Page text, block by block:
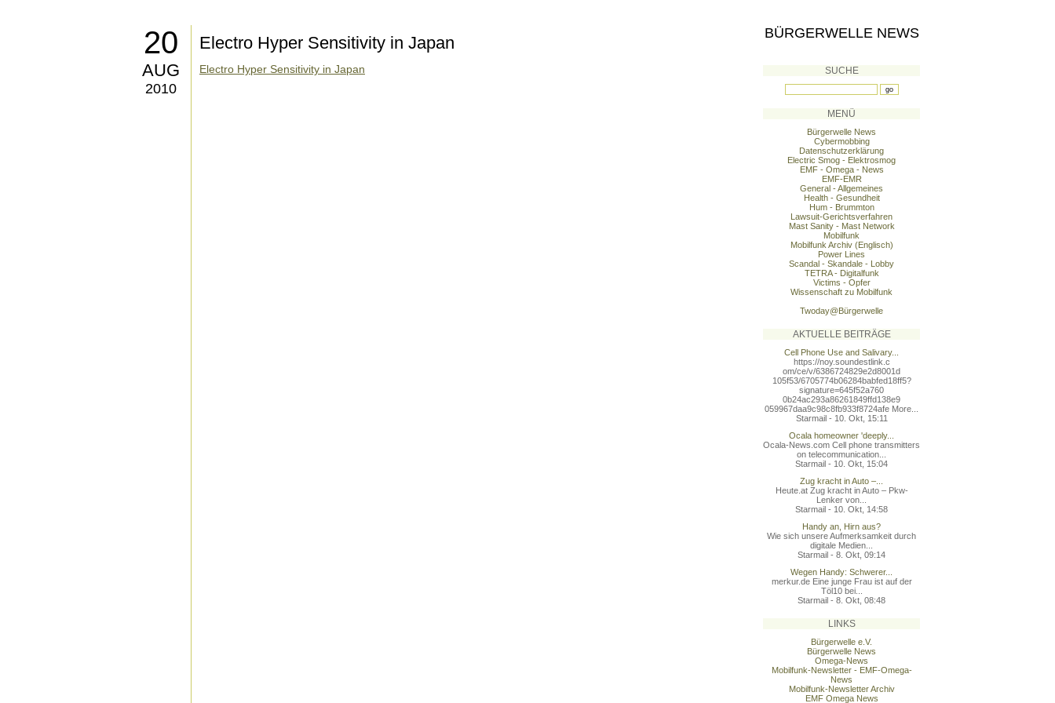
20
AUG
2010
Electro Hyper Sensitivity in Japan
Electro Hyper Sensitivity in Japan
BÜRGERWELLE NEWS
SUCHE
MENÜ
Bürgerwelle News
Cybermobbing
Datenschutzerklärung
Electric Smog - Elektrosmog
EMF - Omega - News
EMF-EMR
General - Allgemeines
Health - Gesundheit
Hum - Brummton
Lawsuit-Gerichtsverfahren
Mast Sanity - Mast Network
Mobilfunk
Mobilfunk Archiv (Englisch)
Power Lines
Scandal - Skandale - Lobby
TETRA - Digitalfunk
Victims - Opfer
Wissenschaft zu Mobilfunk
Twoday@Bürgerwelle
AKTUELLE BEITRÄGE
Cell Phone Use and Salivary...
https://noy.soundestlink.c
om/ce/v/6386724829e2d8001d
105f53/6705774b06284babfed18ff5?
signature=645f52a760
0b24ac293a86261849ffd138e9
059967daa9c98c8fb933f8724afe More...
Starmail - 10. Okt, 15:11
Ocala homeowner 'deeply...
Ocala-News.com Cell phone transmitters
on telecommunication...
Starmail - 10. Okt, 15:04
Zug kracht in Auto –...
Heute.at Zug kracht in Auto – Pkw-
Lenker von...
Starmail - 10. Okt, 14:58
Handy an, Hirn aus?
Wie sich unsere Aufmerksamkeit durch
digitale Medien...
Starmail - 8. Okt, 09:14
Wegen Handy: Schwerer...
merkur.de Eine junge Frau ist auf der
Töl10 bei...
Starmail - 8. Okt, 08:48
LINKS
Bürgerwelle e.V.
Bürgerwelle News
Omega-News
Mobilfunk-Newsletter - EMF-Omega-
News
Mobilfunk-Newsletter Archiv
EMF Omega News